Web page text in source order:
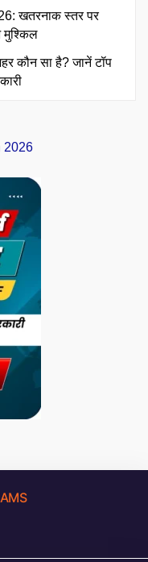
खतरनाक स्तर पर
मुश्किल
कौन सा है? जानें टॉप